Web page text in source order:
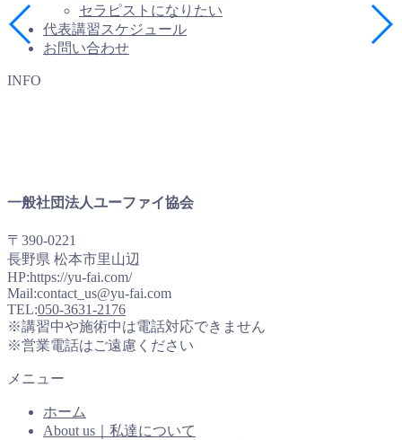
セラピストになりたい
代表講習スケジュール
お問い合わせ
INFO
一般社団法人ユーファイ協会
〒390-0221
長野県 松本市里山辺
HP:https://yu-fai.com/
Mail:contact_us@yu-fai.com
TEL:050-3631-2176
※講習中や施術中は電話対応できません
※営業電話はご遠慮ください
メニュー
ホーム
About us｜私達について